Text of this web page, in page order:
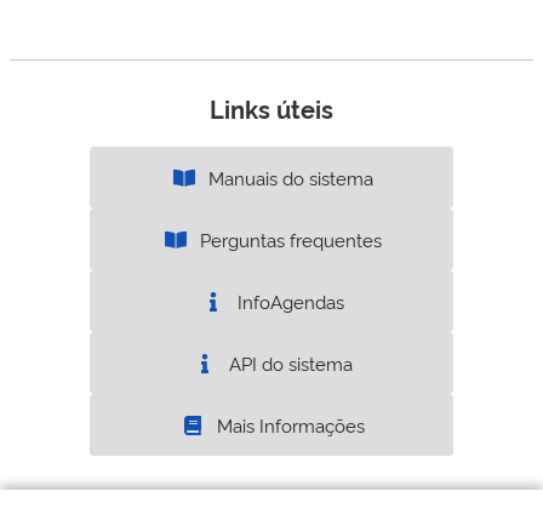
Links úteis
Manuais do sistema
Perguntas frequentes
InfoAgendas
API do sistema
Mais Informações